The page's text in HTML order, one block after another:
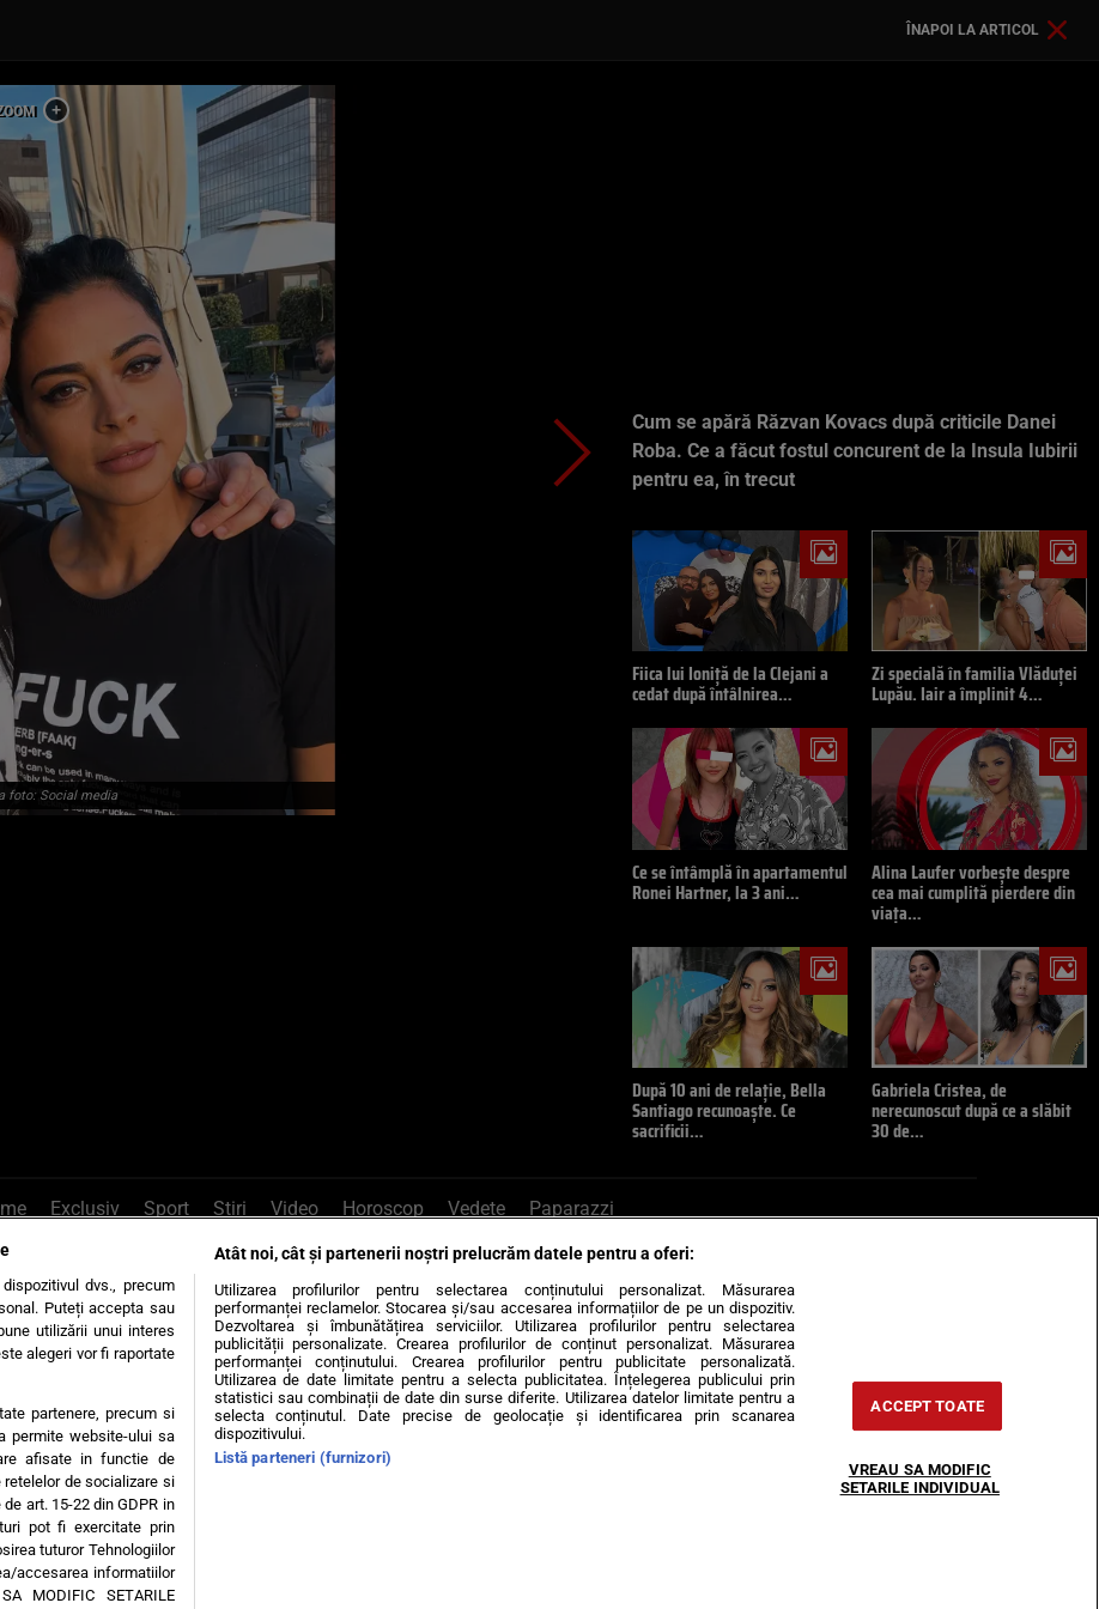
ÎNAPOI LA ARTICOL
foto: Social media
Cum se apără Răzvan Kovacs după criticile Danei
Roba. Ce a făcut fostul concurent de la Insula Iubirii
pentru ea, în trecut
Fiica lui Ioniță de la Clejani a
cedat după întâlnirea…
Zi specială în familia Vlăduței
Lupău. Iair a împlinit 4…
Ce se întâmplă în apartamentul
Ronei Hartner, la 3 ani…
Alina Laufer vorbește despre
cea mai cumplită pierdere din
viața…
După 10 ani de relație, Bella
Santiago recunoaște. Ce
sacrificii…
Gabriela Cristea, de
nerecunoscut după ce a slăbit
30 de…
Exclusiv Sport Știri Video Horoscop Vedete Paparazzi
Whatsapp, sună la 0741226226 sau trimite mail la pont@cancan.ro
Știri interne Știri externe Politică
stiri Diete Insula Iubirii Dictionar de vise LIFE STYLE Horoscop
si condiții Politica de confidențialitate
dvs., precum
Puteți accepta sau
utilizării unui interes
alegeri vor fi raportate
partenere, precum si
permite website-ului sa
afisate in functie de
de socializare si
art. 15-22 din GDPR in
pot fi exercitate prin
tuturor Tehnologiilor
accesarea informatiilor
MODIFIC SETARILE
Atât noi, cât și partenerii noștri prelucrăm datele pentru a oferi:
Utilizarea profilurilor pentru selectarea conținutului personalizat. Măsurarea
performanței reclamelor. Stocarea și/sau accesarea informațiilor de pe un dispozitiv.
Dezvoltarea și îmbunătățirea serviciilor. Utilizarea profilurilor pentru selectarea
publicității personalizate. Crearea profilurilor de conținut personalizat. Măsurarea
performanței conținutului. Crearea profilurilor pentru publicitate personalizată.
Utilizarea de date limitate pentru a selecta publicitatea. Înțelegerea publicului prin
statistici sau combinații de date din surse diferite. Utilizarea datelor limitate pentru a
selecta conținutul. Date precise de geolocație și identificarea prin scanarea
dispozitivului.
Listă parteneri (furnizori)
ACCEPT TOATE
VREAU SA MODIFIC
SETARILE INDIVIDUAL